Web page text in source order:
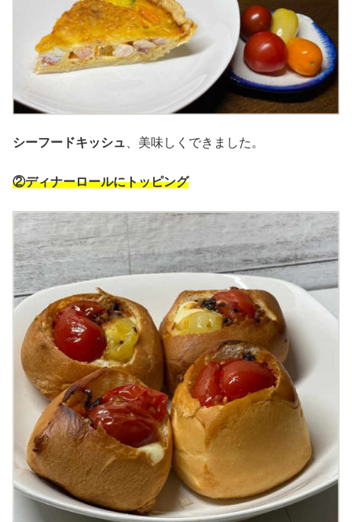
シーフードキッシュ 、美味しくできました。
②ディナーロールにトッピング